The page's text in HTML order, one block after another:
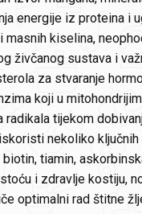
energije iz proteina i
masnih kiselina,
živčanog sustava i
za stvaranje
koji u
radikala tijekom
nekoliko ključnih
tiamin,
i zdravlje kostiju,
optimalni rad štitne